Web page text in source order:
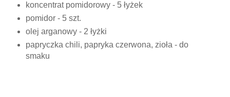
koncentrat pomidorowy - 5 łyżek
pomidor - 5 szt.
olej arganowy - 2 łyżki
papryczka chili, papryka czerwona, zioła - do
smaku